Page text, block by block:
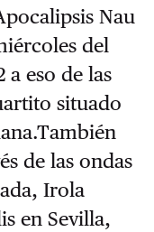
Nau
del
a eso de las
situado
de las ondas
Irola
en Sevilla,